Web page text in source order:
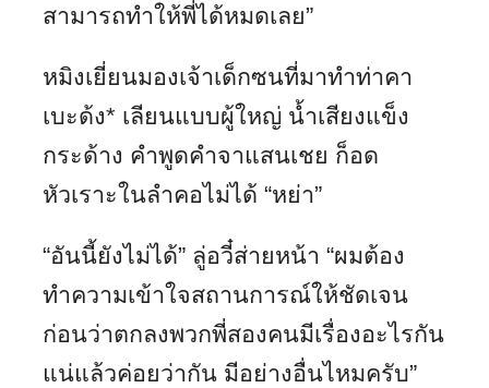
สามารถทำให้พี่ได้หมดเลย”
หมิงเยี่ยนมองเจ้าเด็กซนที่มาทำท่าคา
เบะด้ง* เลียนแบบผู้ใหญ่ น้ำเสียงแข็ง
กระด้าง คำพูดคำจาแสนเชย ก็อด
หัวเราะในลำคอไม่ได้ “หย่า”
“อันนี้ยังไม่ได้” ลู่อวี๋ส่ายหน้า “ผมต้อง
ทำความเข้าใจสถานการณ์ให้ชัดเจน
ก่อนว่าตกลงพวกพี่สองคนมีเรื่องอะไรกัน
แน่แล้วค่อยว่ากัน มีอย่างอื่นไหมครับ”